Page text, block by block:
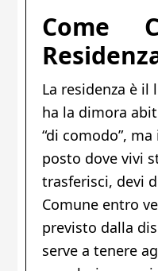
Come
La residenza è il
ha la dimora
“di comodo”,
posto dove vivi
trasferisci, devi
Comune entro
previsto dalla
serve a tenere